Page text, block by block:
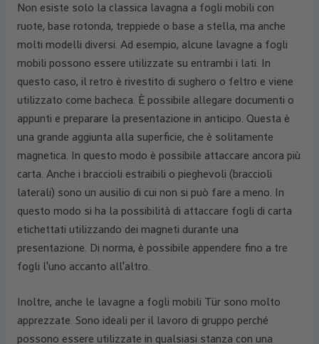
Non esiste solo la classica lavagna a fogli mobili con
ruote, base rotonda, treppiede o base a stella, ma anche
molti modelli diversi. Ad esempio, alcune lavagne a fogli
mobili possono essere utilizzate su entrambi i lati. In
questo caso, il retro è rivestito di sughero o feltro e viene
utilizzato come bacheca. È possibile allegare documenti o
appunti e preparare la presentazione in anticipo. Questa è
una grande aggiunta alla superficie, che è solitamente
magnetica. In questo modo è possibile attaccare ancora più
carta. Anche i braccioli estraibili o pieghevoli (braccioli
laterali) sono un ausilio di cui non si può fare a meno. In
questo modo si ha la possibilità di attaccare fogli di carta
etichettati utilizzando dei magneti durante una
presentazione. Di norma, è possibile appendere fino a tre
fogli l'uno accanto all'altro.
Inoltre, anche le lavagne a fogli mobili Tür sono molto
apprezzate. Sono ideali per il lavoro di gruppo perché
possono essere utilizzate in qualsiasi stanza con una